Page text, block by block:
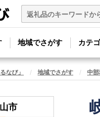
地域でさがす カテ
なび」 地域でさがす 中
市